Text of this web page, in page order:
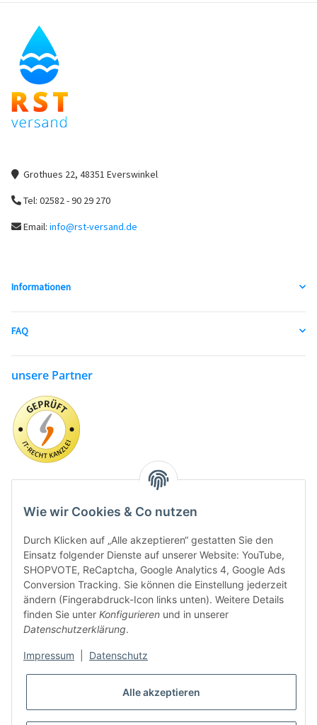
Wie wir Cookies & Co nutzen
Durch Klicken auf „Alle akzeptieren“ gestatten Sie den
Einsatz folgender Dienste auf unserer Website: YouTube,
SHOPVOTE, ReCaptcha, Google Analytics 4, Google Ads
Conversion Tracking. Sie können die Einstellung jederzeit
ändern (Fingerabdruck-Icon links unten). Weitere Details
finden Sie unter Konfigurieren und in unserer
Datenschutzerklärung.
Impressum Datenschutz
Alle akzeptieren
Grothues 22, 48351 Everswinkel
Tel: 02582 - 90 29 270
Email: info@rst-versand.de
Informationen
FAQ
unsere Partner
* Alle Preise inkl. gesetzlicher USt., zzgl.